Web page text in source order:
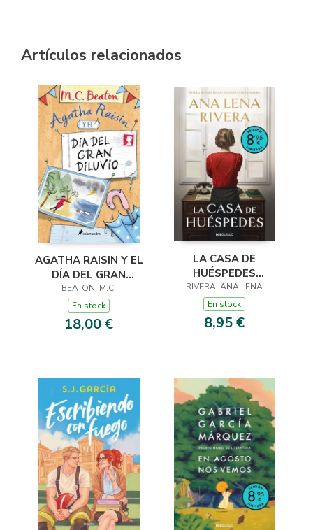
Artículos relacionados
AGATHA RAISIN Y EL
DÍA DEL GRAN
DILUVIO (AGATHA
RAISIN 12)
BEATON, M.C.
En stock
18,00 €
LA CASA DE
HUÉSPEDES
(EDICIÓN LIMITADA ·
VERANO)
RIVERA, ANA LENA
En stock
8,95 €